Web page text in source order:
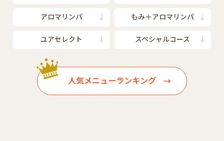
アロマリンパ もみ＋アロマリンパ
ユアセレクト スペシャルコース
人気メニューランキング